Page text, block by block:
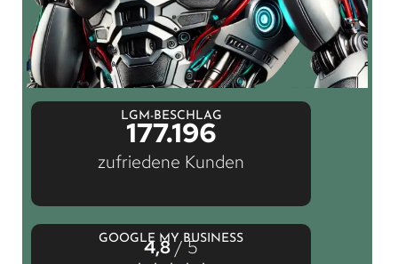
LGM-BESCHLAG
177.196
zufriedene Kunden
GOOGLE MY BUSINESS
4,8/ 5